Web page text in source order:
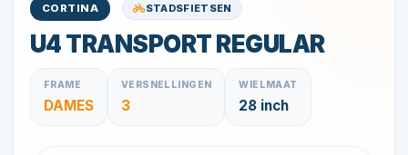
CORTINA STADSFIETSEN
U4 TRANSPORT REGULAR
FRAME
DAMES
VERSNELLINGEN
3
WIELMAAT
28 inch